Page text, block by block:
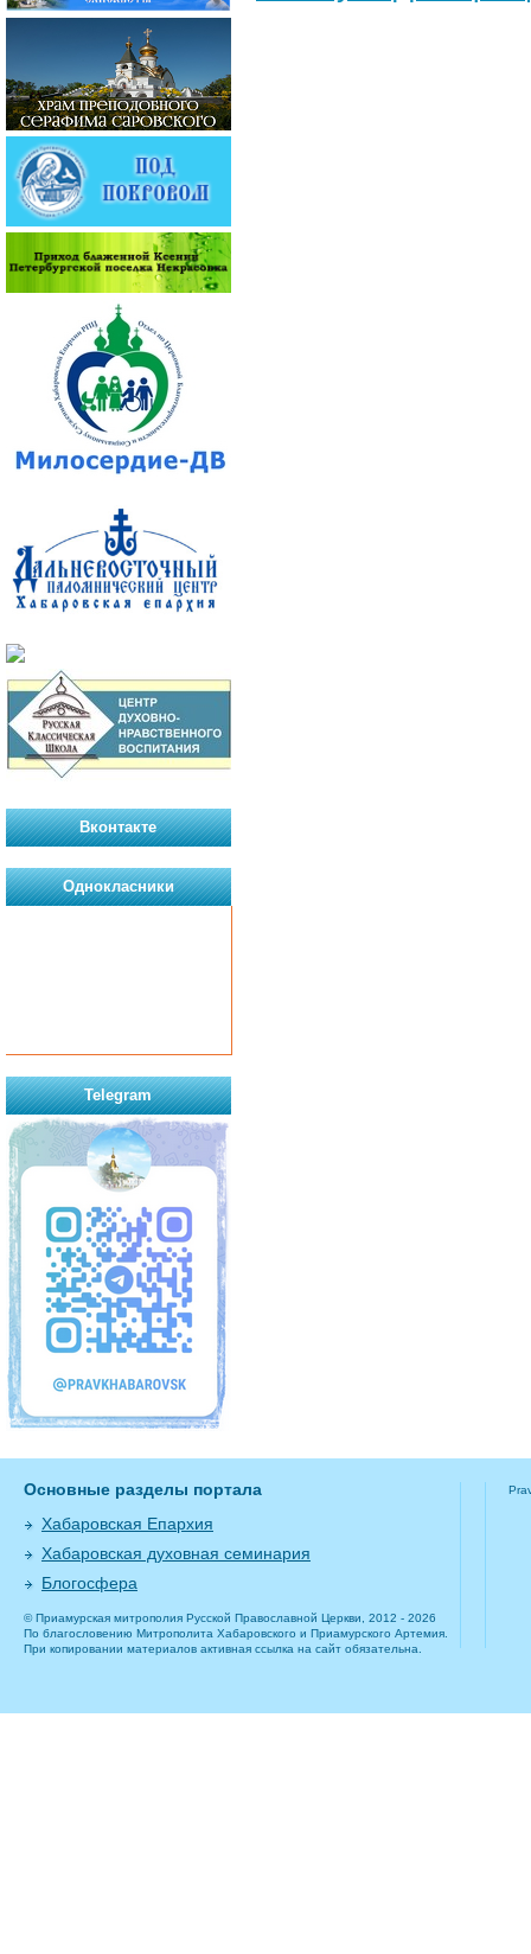
Вконтакте
Однокласники
Telegram
Основные разделы портала
Хабаровская Епархия
Хабаровская духовная семинария
Блогосфера
© Приамурская митрополия Русской Православной Церкви, 2012 - 2026
По благословению Митрополита Хабаровского и Приамурского Артемия.
При копировании материалов активная ссылка на сайт обязательна.